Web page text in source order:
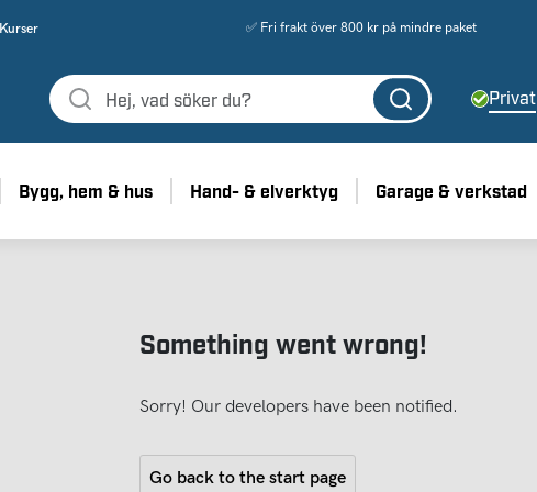
Kurser ✅ Fri frakt över 800 kr på mindre paket
Privat
Bygg, hem & hus Hand- & elverktyg Garage & verkstad
Something went wrong!
Sorry! Our developers have been notified.
Go back to the start page